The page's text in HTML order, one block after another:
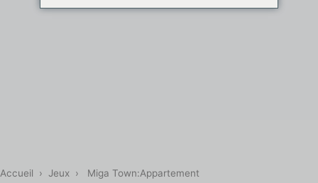
Accueil › Jeux › Miga Town:Appartement